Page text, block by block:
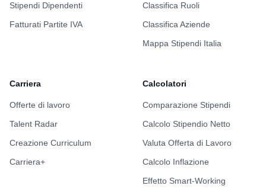
Stipendi Dipendenti
Fatturati Partite IVA
Classifica Ruoli
Classifica Aziende
Mappa Stipendi Italia
Carriera
Offerte di lavoro
Talent Radar
Creazione Curriculum
Carriera+
Calcolatori
Comparazione Stipendi
Calcolo Stipendio Netto
Valuta Offerta di Lavoro
Calcolo Inflazione
Effetto Smart-Working